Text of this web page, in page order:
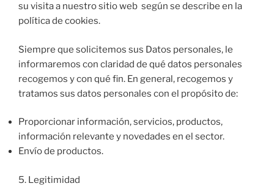
su visita a nuestro sitio web según se describe en la
política de cookies.
Siempre que solicitemos sus Datos personales, le
informaremos con claridad de qué datos personales
recogemos y con qué fin. En general, recogemos y
tratamos sus datos personales con el propósito de:
Proporcionar información, servicios, productos,
información relevante y novedades en el sector.
Envío de productos.
5. Legitimidad